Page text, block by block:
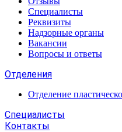
Специалисты
Реквизиты
Надзорные органы
Вакансии
Вопросы и ответы
Отделения
Отделение
Специалисты
Контакты